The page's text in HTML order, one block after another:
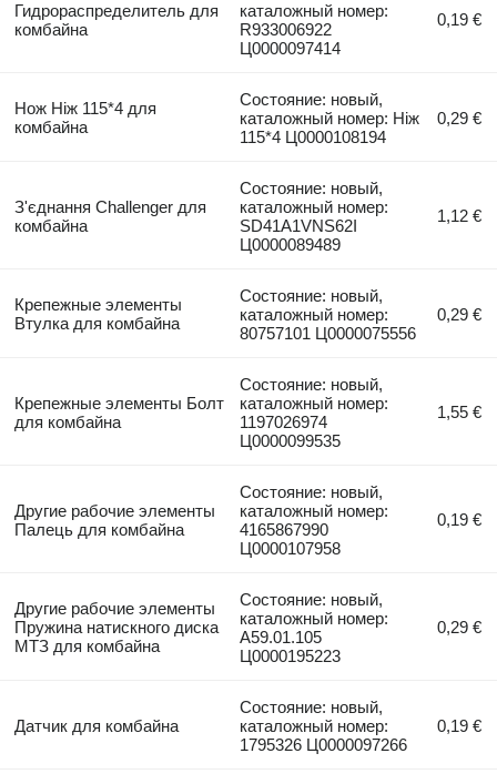
Гидрораспределитель для
комбайна
каталожный номер:
R933006922
Ц0000097414
0,19 €
Нож Ніж 115*4 для
комбайна
Состояние: новый,
каталожный номер: Ніж
115*4 Ц0000108194
0,29 €
З'єднання Challenger для
комбайна
Состояние: новый,
каталожный номер:
SD41A1VNS62I
Ц0000089489
1,12 €
Крепежные элементы
Втулка для комбайна
Состояние: новый,
каталожный номер:
80757101 Ц0000075556
0,29 €
Крепежные элементы Болт
для комбайна
Состояние: новый,
каталожный номер:
1197026974
Ц0000099535
1,55 €
Другие рабочие элементы
Палець для комбайна
Состояние: новый,
каталожный номер:
4165867990
Ц0000107958
0,19 €
Другие рабочие элементы
Пружина натискного диска
МТЗ для комбайна
Состояние: новый,
каталожный номер:
A59.01.105
Ц0000195223
0,29 €
Датчик для комбайна
Состояние: новый,
каталожный номер:
1795326 Ц0000097266
0,19 €